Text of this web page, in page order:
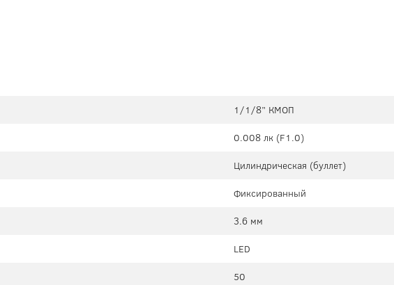
1/1/8” КМОП
0.008 лк (F1.0)
Цилиндрическая (буллет)
Фиксированный
3.6 мм
LED
50